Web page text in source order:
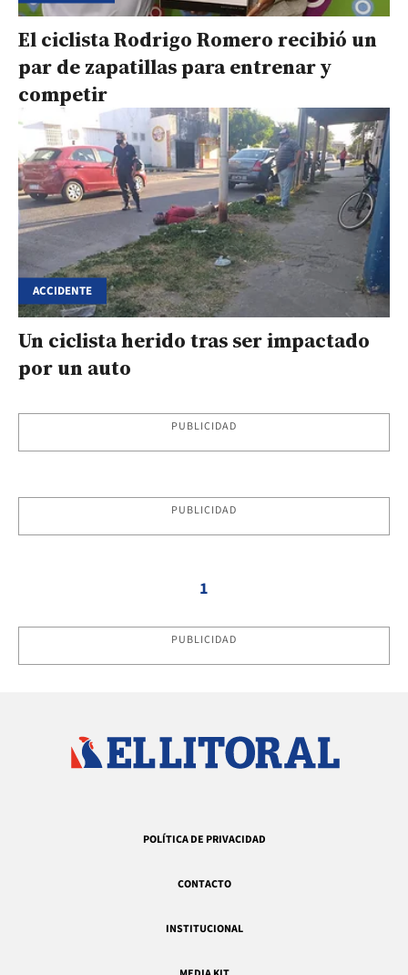
El ciclista Rodrigo Romero recibió un
par de zapatillas para entrenar y
competir
ACCIDENTE
Un ciclista herido tras ser impactado
por un auto
PUBLICIDAD
PUBLICIDAD
1
PUBLICIDAD
POLÍTICA DE PRIVACIDAD
CONTACTO
INSTITUCIONAL